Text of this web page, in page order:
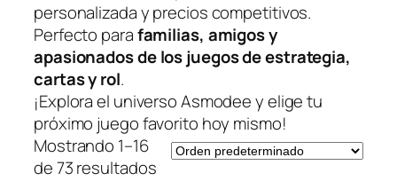
personalizada y precios competitivos.
Perfecto parafamilias, amigos y
apasionados de los juegos de estrategia,
cartas y rol.
¡Explora el universo Asmodee y elige tu
próximo juego favorito hoy mismo!
Mostrando 1–16
de 73 resultados